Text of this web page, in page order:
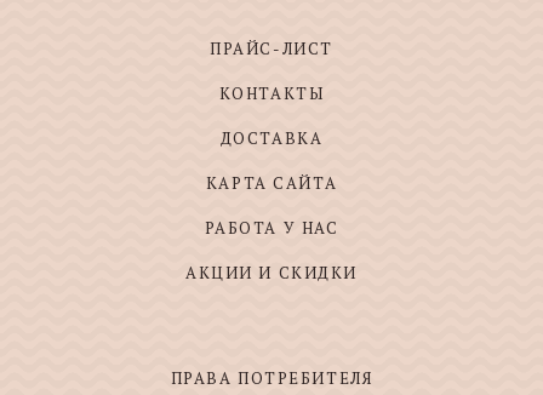
ПРАЙС-ЛИСТ
КОНТАКТЫ
ДОСТАВКА
КАРТА САЙТА
РАБОТА У НАС
АКЦИИ И СКИДКИ
ПРАВА ПОТРЕБИТЕЛЯ